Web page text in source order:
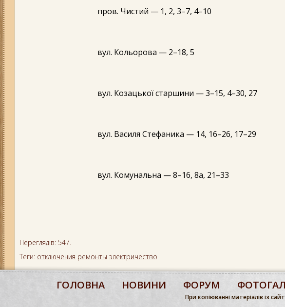
пров. Чистий — 1, 2, 3–7, 4–10
вул. Кольорова — 2–18, 5
вул. Козацької старшини — 3–15, 4–30, 27
вул. Василя Стефаника — 14, 16–26, 17–29
вул. Комунальна — 8–16, 8а, 21–33
Переглядів: 547.
Теги: отключения ремонты электричество
ГОЛОВНА НОВИНИ ФОРУМ
При копіюванні матеріалів із